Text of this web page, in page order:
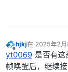
离线
hjkj在 2025年2
最后由 编辑
yt0069 是否有
帧唤醒后，继续